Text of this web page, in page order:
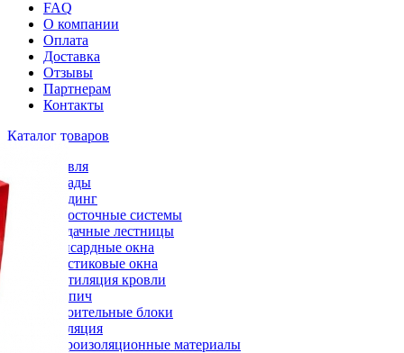
FAQ
О компании
Оплата
Доставка
Отзывы
Партнерам
Контакты
Каталог товаров
Кровля
Фасады
Сайдинг
Водосточные системы
Чердачные лестницы
Мансардные окна
Пластиковые окна
Вентиляция кровли
Кирпич
Строительные блоки
Изоляция
Гидроизоляционные материалы